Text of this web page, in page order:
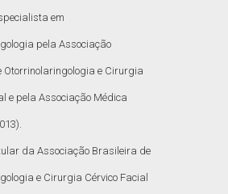
em
pela Associação
Otorrinolaringologia e Cirurgia
e pela Associação Médica
da Associação Brasileira de
e Cirurgia Cérvico Facial